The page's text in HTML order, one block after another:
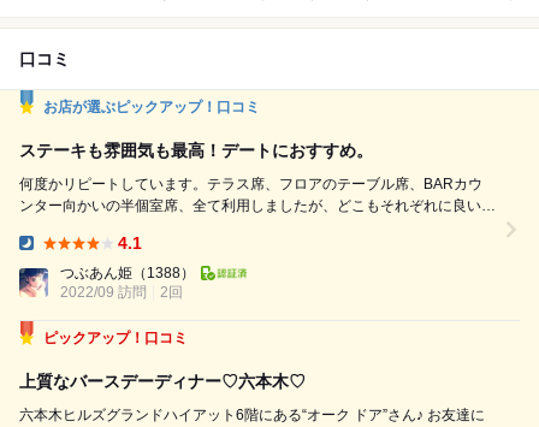
口コミ
お店が選ぶピックアップ！口コミ
ステーキも雰囲気も最高！デートにおすすめ。
何度かリピートしています。テラス席、フロアのテーブル席、BARカウ
ンター向かいの半個室席、全て利用しましたが、どこもそれぞれに良い雰
今回はアラカルトでシャンパン、山形牛ステーキ、クラブケーキ、サラダ
はメニューに無いコブサラダが可能か聞いてみましたら可能との事でコブ
サラダを注文。鶏肉たっぷりのボリューム満点コブサラダでした。ステー
4.1
つぶあん姫 （1388）
2022/09 訪問
2回
ピックアップ！口コミ
上質なバースデーディナー♡六本木♡
六本木ヒルズグランドハイアット6階にある“オーク ドア”さん♪ お友達に